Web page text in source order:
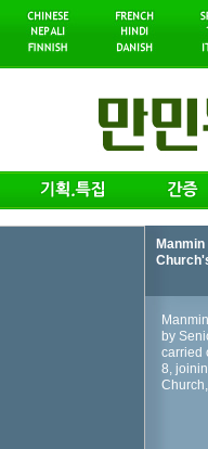
by
carried
8,